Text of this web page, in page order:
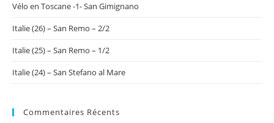
Vélo en Toscane -1- San Gimignano
Italie (26) – San Remo – 2/2
Italie (25) – San Remo – 1/2
Italie (24) – San Stefano al Mare
Commentaires Récents